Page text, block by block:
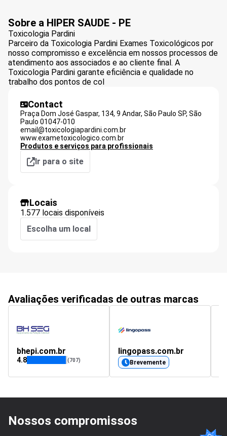
Sobre a HIPER SAUDE - PE
Toxicologia Pardini
Parceiro da Toxicologia Pardini Exames Toxicológicos por
nosso compromisso e excelência em nossos processos de
atendimento aos associados e ao cliente final. A
Toxicologia Pardini garante eficiência e qualidade no
trabalho dos pontos de col
Contact
Praça Dom José Gaspar, 134, 9 Andar, São Paulo SP, São
Paulo 01047-010
email@toxicologiapardini.com.br
www.exametoxicologico.com.br
Produtos e serviços para profissionais
Ir para o site
Locais
1.577 locais disponíveis
Escolha um local
Avaliações verificadas de outras marcas
bhepi.com.br
4.8 (707)
lingopass.com.br
Brevemente
Nossos compromissos